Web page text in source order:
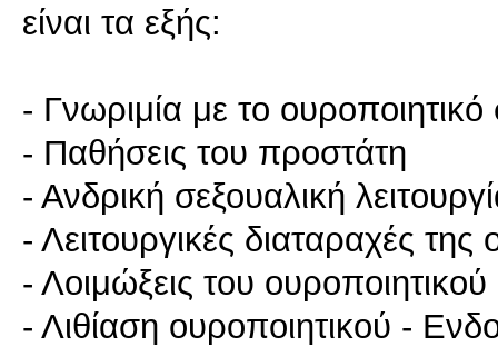
είναι τα εξής:
- Γνωριμία με το
- Παθήσεις του προστάτη
- Ανδρική σεξουαλική
- Λειτουργικές διαταραχές
- Λοιμώξεις του
- Λιθίαση ουροποιητικού -